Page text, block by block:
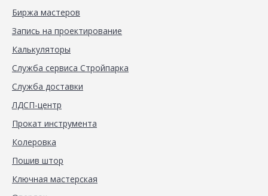
Биржа мастеров
Запись на проектирование
Калькуляторы
Служба сервиса Стройпарка
Служба доставки
ЛДСП-центр
Прокат инструмента
Колеровка
Пошив штор
Ключная мастерская